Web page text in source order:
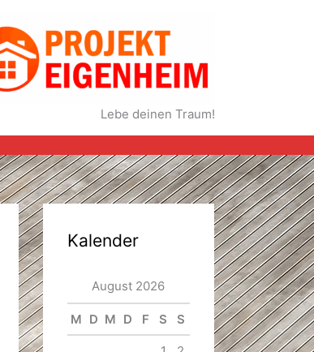
Lebe deinen Traum!
Kalender
August 2026
M D M D F S S